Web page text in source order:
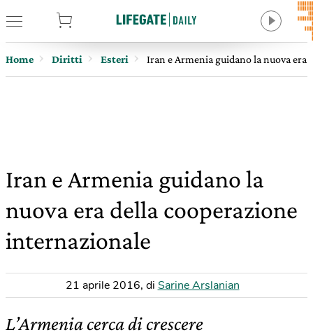
Home Diritti Esteri Iran e Armenia guidano la nuova
Iran e Armenia guidano la
nuova era della cooperazione
internazionale
21 aprile 2016, di Sarine Arslanian
L’Armenia cerca di crescere